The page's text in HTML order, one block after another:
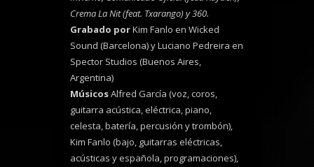
Crema La Nit (feat. Txarango) y 360.
Grabado porKim Fanlo en Wicked
Sound (Barcelona) y Luciano Pedreira en
Spector Studios (Buenos Aires,
Argentina)
MúsicosAlfred García (voz, coros,
guitarra acústica, eléctrica, piano,
celesta, batería, percusión y trombón),
Kim Fanlo (bajo, guitarras eléctricas,
acústicas y española, programaciones),